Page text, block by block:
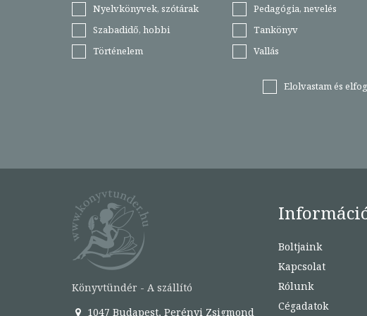
Nyelvkönyvek, szótárak Pedagógia, nevelés
Szabadidő, hobbi
Tankönyv
Történelem
Vallás
Elolvastam és
Könyvtündér - A szállító
1047 Budapest, Perényi Zsigmond
Boltjaink
Kapcsolat
Rólunk
Cégadatok